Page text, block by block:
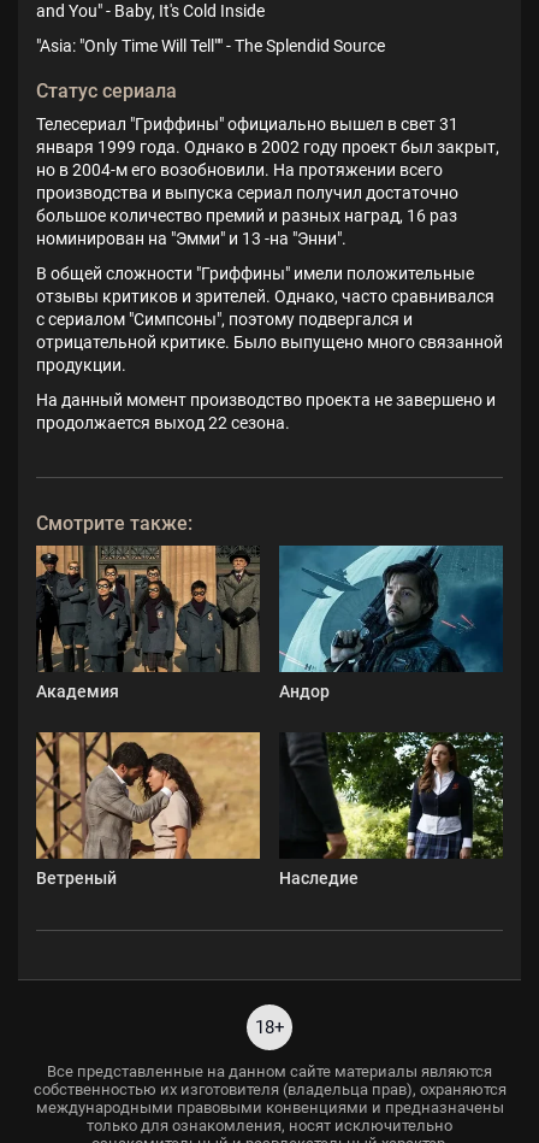
and You" - Baby, It's Cold Inside
"Asia: "Only Time Will Tell"" - The Splendid Source
Статус сериала
Телесериал "Гриффины" официально вышел в свет 31
января 1999 года. Однако в 2002 году проект был закрыт,
но в 2004-м его возобновили. На протяжении всего
производства и выпуска сериал получил достаточно
большое количество премий и разных наград, 16 раз
номинирован на "Эмми" и 13 -на "Энни".
В общей сложности "Гриффины" имели положительные
отзывы критиков и зрителей. Однако, часто сравнивался
с сериалом "Симпсоны", поэтому подвергался и
отрицательной критике. Было выпущено много связанной
продукции.
На данный момент производство проекта не завершено и
продолжается выход 22 сезона.
Смотрите также:
Академия Андор
Ветреный Наследие
18+
Все представленные на данном сайте материалы являются
собственностью их изготовителя (владельца прав), охраняются
международными правовыми конвенциями и предназначены
только для ознакомления, носят исключительно